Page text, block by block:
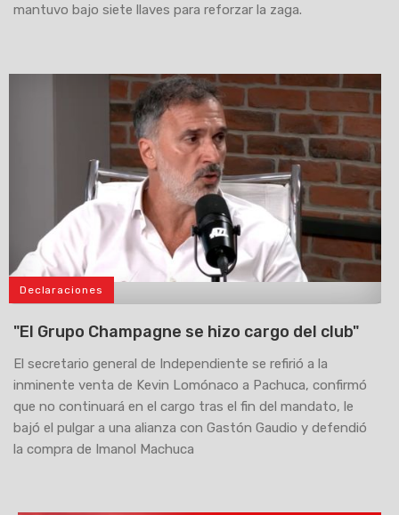
mantuvo bajo siete llaves para reforzar la zaga.
Declaraciones
"El Grupo Champagne se hizo cargo del club"
El secretario general de Independiente se refirió a la
inminente venta de Kevin Lomónaco a Pachuca, confirmó
que no continuará en el cargo tras el fin del mandato, le
bajó el pulgar a una alianza con Gastón Gaudio y defendió
la compra de Imanol Machuca